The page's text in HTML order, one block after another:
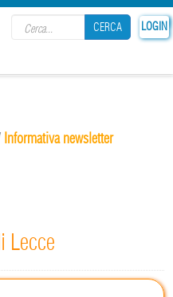
LOGIN
CERCA
Informativa newsletter
Lecce